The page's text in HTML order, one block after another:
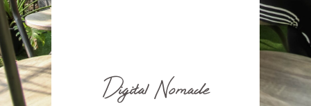
Digital Nomade